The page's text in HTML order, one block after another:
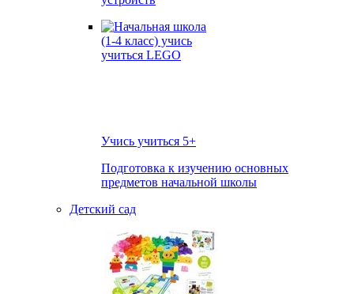
Учись учиться 5+
Подготовка к изучению основных
предметов начальной школы
Детский сад